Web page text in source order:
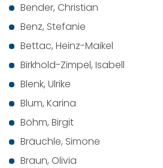
Bender, Christian
Benz, Stefanie
Bettac, Heinz-Maikel
Birkhold-Zimpel, Isabell
Blenk, Ulrike
Blum, Karina
Böhm, Birgit
Bräuchle, Simone
Braun, Olivia